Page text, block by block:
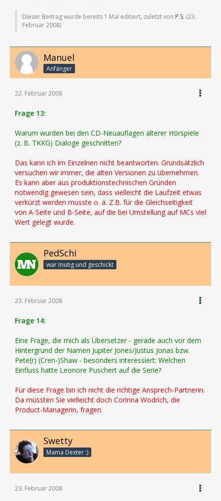
Dieser Beitrag wurde bereits 1 Mal editiert, zuletzt von P.S. (23.
Februar 2008)
Manuel
Anfänger
22. Februar 2008
Frage 13:
Warum wurden bei den CD-Neuauflagen älterer Hörspiele
(z. B. TKKG) Dialoge geschnitten?
Das kann ich im Einzelnen nicht beantworten. Grundsätzlich
versuchen wir immer, die alten Versionen zu übernehmen.
Es kann aber aus produktionstechnischen Gründen
notwendig gewesen sein, dass vielleicht die Laufzeit etwas
verkürzt werden musste o. ä. Z.B. für die Gleichseitigkeit
von A-Seite und B-Seite, auf die bei Umstellung auf MCs viel
Wert gelegt wurde.
PedSchi
war mutig und geschickt
23. Februar 2008
Frage 14:
Eine Frage, die mich als Übersetzer - gerade auch vor dem
Hintergrund der Namen Jupiter Jones/Justus Jonas bzw.
Pete(r) (Cren-)Shaw - besonders interessiert: Welchen
Einfluss hatte Leonore Puschert auf die Serie?
Für diese Frage bin ich nicht die richtige Ansprech-Partnerin.
Da müssten Sie vielleicht doch Corinna Wodrich, die
Product-Managerin, fragen.
Swetty
Mama Dexter :)
23. Februar 2008